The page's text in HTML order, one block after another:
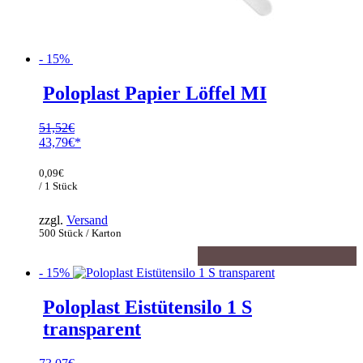
- 15%
Poloplast Papier Löffel MI
51,52€
Ursprünglicher
war:
51,52€
43,79€
Preis
ist:
500 Stück / Karton
0,09€
/ 1 Stück
zzgl. Versand
- 15%
Poloplast Eistütensilo 1 S
transparent